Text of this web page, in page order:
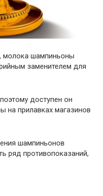
молока шампиньоны
заменителем для
доступен он
на прилавках магазинов
шампиньонов
ряд противопоказаний,